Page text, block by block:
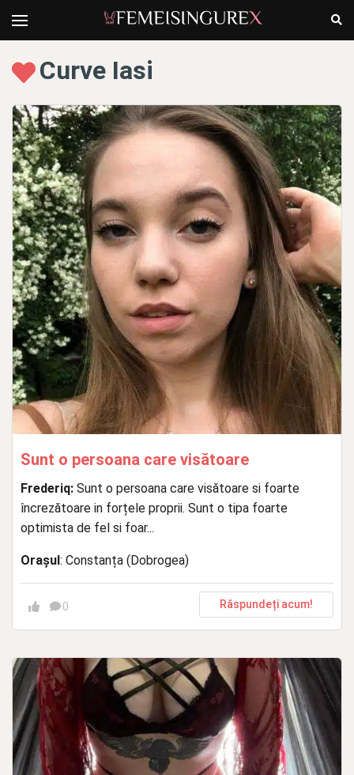
Curve Iasi
Sunt o persoana care visătoare
Frederiq: Sunt o persoana care visătoare si foarte
încrezătoare in forțele proprii. Sunt o tipa foarte
optimista de fel si foar...
Orașul: Constanța (Dobrogea)
0 Răspundeți acum!